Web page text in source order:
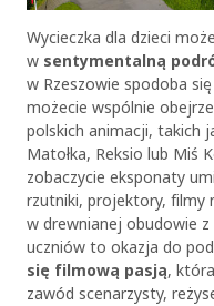
Wycieczka dla dzieci
w sentymentalną
w Rzeszowie spodoba
możecie wspólnie
polskich animacji, takich
Matołka, Reksio lub Miś
zobaczycie eksponaty
rzutniki, projektory, filmy
w drewnianej obudowie z
uczniów to okazja do
się filmową pasją,
zawód scenarzysty,